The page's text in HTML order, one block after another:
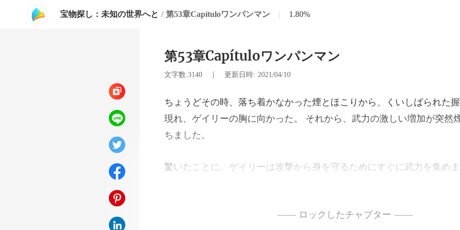
宝物探し：未知の世界へと / 第53章Capítuloワンパンマン | 1.80%
第53章Capítuloワンパンマン
文字数:3140 | 更新日時: 2021/04/10
ばられた
現れ、ゲイリーの胸に向かった。
すぐに武力を集め
—— ロックしたチャプター ——